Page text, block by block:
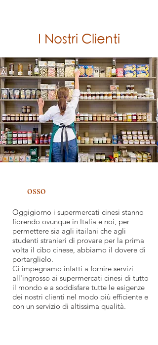
I Nostri Clienti
osso
Oggigiorno i supermercati cinesi stanno
fiorendo ovunque in Italia e noi, per
permettere sia agli itailani che agli
studenti stranieri di provare per la prima
volta il cibo cinese, abbiamo il dovere di
portarglielo.
Ci impegnamo infatti a fornire servizi
all'ingrosso ai supermercati cinesi di tutto
il mondo e a soddisfare tutte le esigenze
dei nostri clienti nel modo più efficiente e
con un servizio di altissima qualità.